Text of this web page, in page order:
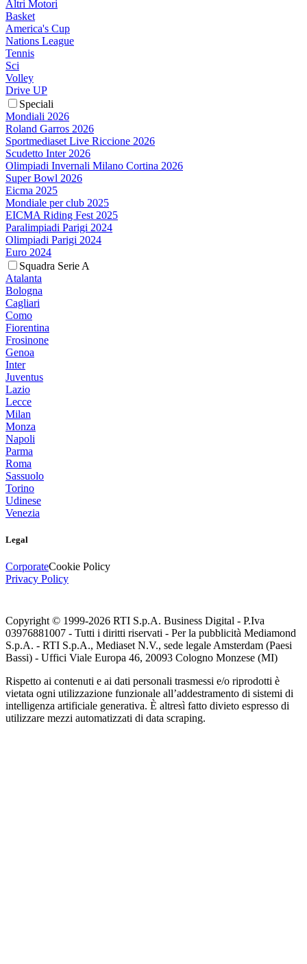
Altri Motori
Basket
America's Cup
Nations League
Tennis
Sci
Volley
Drive UP
Speciali
Mondiali 2026
Roland Garros 2026
Sportmediaset Live Riccione 2026
Scudetto Inter 2026
Olimpiadi Invernali Milano Cortina 2026
Super Bowl 2026
Eicma 2025
Mondiale per club 2025
EICMA Riding Fest 2025
Paralimpiadi Parigi 2024
Olimpiadi Parigi 2024
Euro 2024
Squadra Serie A
Atalanta
Bologna
Cagliari
Como
Fiorentina
Frosinone
Genoa
Inter
Juventus
Lazio
Lecce
Milan
Monza
Napoli
Parma
Roma
Sassuolo
Torino
Udinese
Venezia
Legal
CorporateCookie Policy
Privacy Policy
Copyright © 1999-2026 RTI S.p.A. Business Digital - P.Iva
03976881007 - Tutti i diritti riservati - Per la pubblicità Mediamond
S.p.A. - RTI S.p.A., Mediaset N.V., sede legale Amsterdam (Paesi
Bassi) - Uffici Viale Europa 46, 20093 Cologno Monzese (MI)
Rispetto ai contenuti e ai dati personali trasmessi e/o riprodotti è
vietata ogni utilizzazione funzionale all’addestramento di sistemi di
intelligenza artificiale generativa. È altresì fatto divieto espresso di
utilizzare mezzi automatizzati di data scraping.